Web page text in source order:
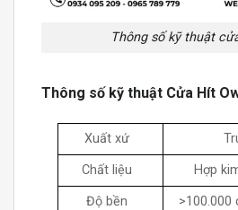
Thông số kỹ thuật
Thông số kỹ thuật Cửa Hít
Xuất xứ
Chất liệu Hợp
Độ bền >100.000